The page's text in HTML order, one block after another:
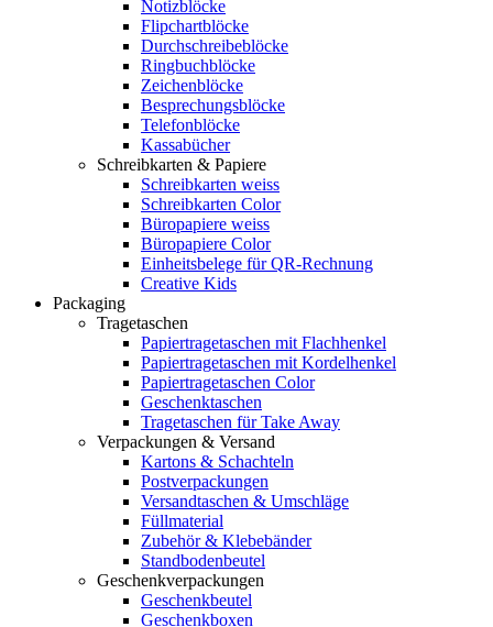
Notizblöcke
Flipchartblöcke
Durchschreibeblöcke
Ringbuchblöcke
Zeichenblöcke
Besprechungsblöcke
Telefonblöcke
Kassabücher
Schreibkarten & Papiere
Schreibkarten weiss
Schreibkarten Color
Büropapiere weiss
Büropapiere Color
Einheitsbelege für QR-Rechnung
Creative Kids
Packaging
Tragetaschen
Papiertragetaschen mit Flachhenkel
Papiertragetaschen mit Kordelhenkel
Papiertragetaschen Color
Geschenktaschen
Tragetaschen für Take Away
Verpackungen & Versand
Kartons & Schachteln
Postverpackungen
Versandtaschen & Umschläge
Füllmaterial
Zubehör & Klebebänder
Standbodenbeutel
Geschenkverpackungen
Geschenkbeutel
Geschenkboxen